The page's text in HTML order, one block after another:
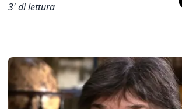
3' di lettura